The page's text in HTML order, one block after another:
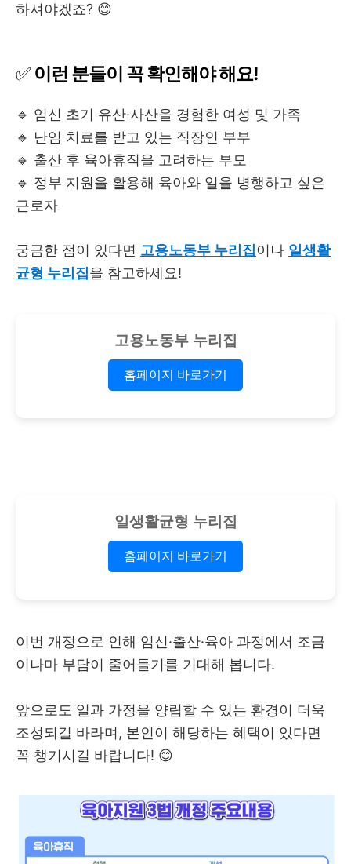
하셔야겠죠? 😊
✅ 이런 분들이 꼭 확인해야 해요!
🔹 임신 초기 유산·사산을 경험한 여성 및 가족
🔹 난임 치료를 받고 있는 직장인 부부
🔹 출산 후 육아휴직을 고려하는 부모
🔹 정부 지원을 활용해 육아와 일을 병행하고 싶은
근로자
궁금한 점이 있다면 고용노동부 누리집이나 일생활
균형 누리집을 참고하세요!
고용노동부 누리집
홈페이지 바로가기
일생활균형 누리집
홈페이지 바로가기
이번 개정으로 인해 임신·출산·육아 과정에서 조금
이나마 부담이 줄어들기를 기대해 봅니다.
앞으로도 일과 가정을 양립할 수 있는 환경이 더욱
조성되길 바라며, 본인이 해당하는 혜택이 있다면
꼭 챙기시길 바랍니다! 😊